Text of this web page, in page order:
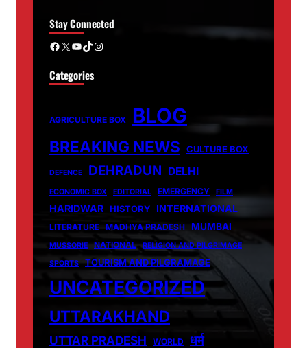
Stay Connected
Facebook X YouTube TikTok Instagram
Categories
AGRICULTURE BOX BLOG
BREAKING NEWS CULTURE BOX
DEFENCE DEHRADUN DELHI
ECONOMIC BOX EDITORIAL EMERGENCY FILM
HARIDWAR HISTORY INTERNATIONAL
LITERATURE MADHYA PRADESH MUMBAI
MUSSORIE NATIONAL
RELIGION AND PILGRIMAGE
SPORTS
TOURISM AND PILGRAMAGE
UNCATEGORIZED
UTTARAKHAND
UTTAR PRADESH WORLD धर्म